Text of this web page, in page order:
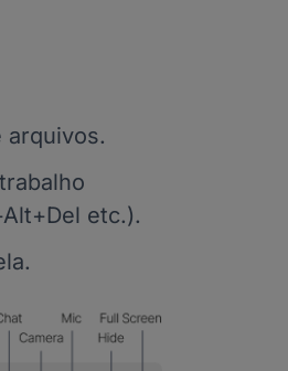
arquivos.
etc.).